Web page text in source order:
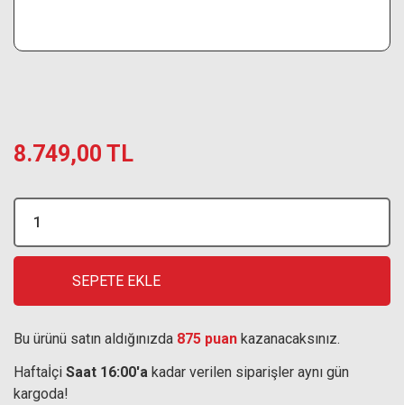
8.749,00 TL
SEPETE EKLE
Bu ürünü satın aldığınızda 875 puan kazanacaksınız.
Haftaİçi Saat 16:00'a kadar verilen siparişler aynı gün
kargoda!